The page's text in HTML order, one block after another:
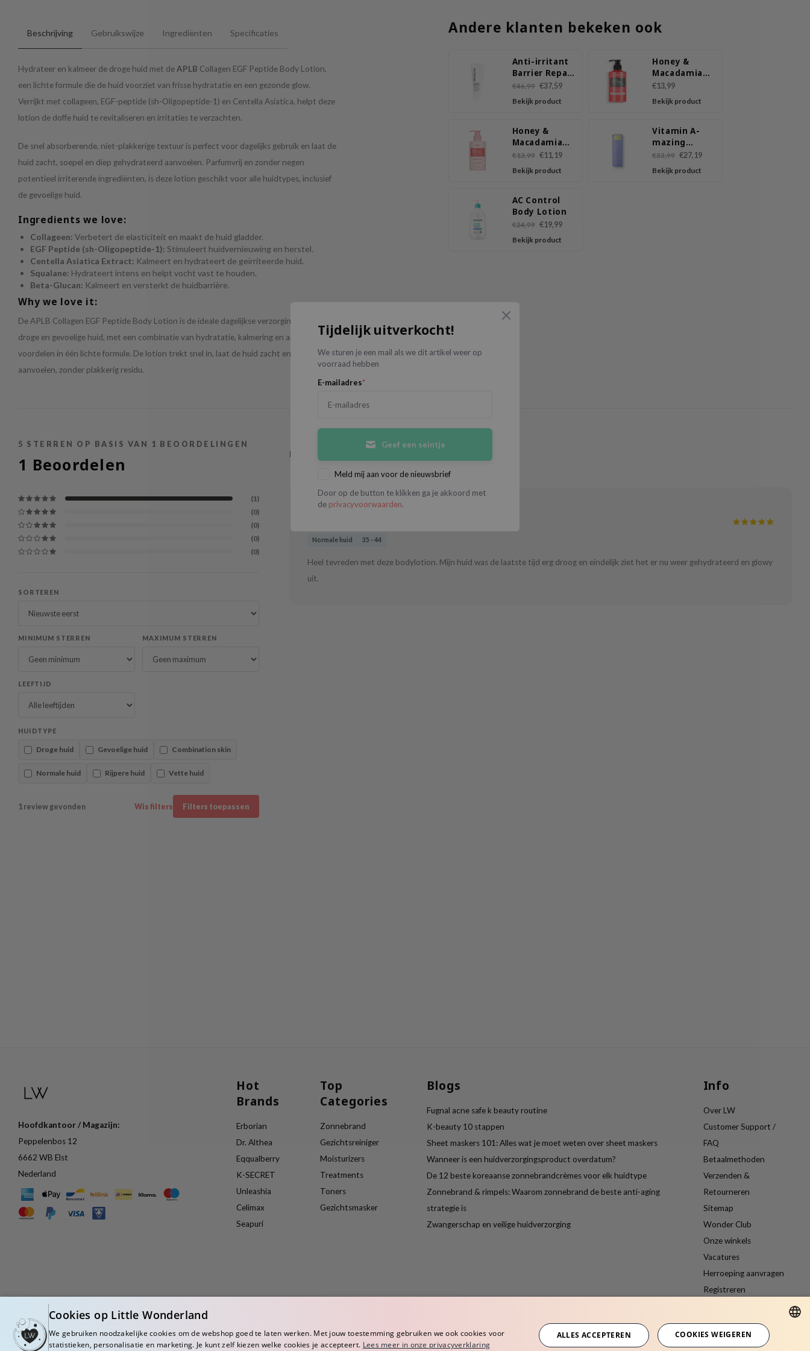
Tijdelijk uitverkocht!
We sturen je een mail als we dit artikel weer op
voorraad hebben
E-mailadres*
Geef een seintje
Meld mij aan voor de nieuwsbrief
Door op de button te klikken ga je akkoord met
de privacyvoorwaarden.
Beschrijving Gebruikswijze Ingrediënten Specificaties
Hydrateer en kalmeer de droge huid met deAPLB Collagen EGF Peptide Body Lotion,
een lichte formule die de huid voorziet van frisse hydratatie en een gezonde glow.
Verrijkt met collageen, EGF-peptide (sh-Oligopeptide-1) en Centella Asiatica, helpt deze
lotion de doffe huid te revitaliseren en irritaties te verzachten.
De snel absorberende, niet-plakkerige textuur is perfect voor dagelijks gebruik en laat de
huid zacht, soepel en diep gehydrateerd aanvoelen. Parfumvrij en zonder negen
potentieel irriterende ingrediënten, is deze lotion geschikt voor alle huidtypes, inclusief
de gevoelige huid.
Ingredients we love:
Collageen: Verbetert de elasticiteit en maakt de huid gladder.
EGF Peptide (sh-Oligopeptide-1): Stimuleert huidvernieuwing en herstel.
Centella Asiatica Extract: Kalmeert en hydrateert de geïrriteerde huid.
Squalane: Hydrateert intens en helpt vocht vast te houden.
Beta-Glucan: Kalmeert en versterkt de huidbarrière.
Why we love it:
De APLB Collagen EGF Peptide Body Lotion is de ideale dagelijkse verzorging voor een
droge en gevoelige huid, met een combinatie van hydratatie, kalmering en anti-aging
voordelen in één lichte formule. De lotion trekt snel in, laat de huid zacht en fris
aanvoelen, zonder plakkerig residu.
Andere klanten bekeken ook
Anti-irritant
Barrier Repair
Ultra Lotion
€46,99
€37,59
Bekijk product
Honey &
Macadamia
Body Lotion
Amber Vanilla
€13,99
Bekijk product
Honey &
Macadamia
Body Lotion
Acacia
Moringa
€13,99
€11,19
Bekijk product
Vitamin A-
mazing
Bakuchiol
Body Lotion
€33,99 €27,19
Bekijk product
AC Control
Body Lotion
€24,99
€19,99
Bekijk product
5 STERREN OP BASIS VAN 1 BEOORDELINGEN
1 Beoordelen
(1)
(0)
(0)
(0)
(0)
SORTEREN
MINIMUM STERREN MAXIMUM STERREN
LEEFTIJD
HUIDTYPE
Droge huid Gevoelige huid Combination skin
Normale huid Rijpere huid Vette huid
1 review gevonden Wis filters Filters toepassen
Heb je dit product gebruikt?
24 OCT 2025
Normale huid 35 - 44
Heel tevreden met deze bodylotion. Mijn huid was de laatste tijd erg droog en eindelijk ziet het er nu weer gehydrateerd en glowy
uit.
Hoofdkantoor / Magazijn:
Peppelenbos 12
6662 WB Elst
Nederland
Hot
Brands
Erborian
Dr. Althea
Eqqualberry
K-SECRET
Unleashia
Celimax
Seapuri
Top
Categories
Zonnebrand
Gezichtsreiniger
Moisturizers
Treatments
Toners
Gezichtsmasker
Blogs
Fugnal acne safe k beauty routine
K-beauty 10 stappen
Sheet maskers 101: Alles wat je moet weten over sheet maskers
Wanneer is een huidverzorgingsproduct overdatum?
De 12 beste koreaanse zonnebrandcrèmes voor elk huidtype
Zonnebrand & rimpels: Waarom zonnebrand de beste anti-aging
strategie is
Zwangerschap en veilige huidverzorging
Info
Over LW
Customer Support /
FAQ
Betaalmethoden
Verzenden &
Retourneren
Sitemap
Wonder Club
Onze winkels
Vacatures
Herroeping aanvragen
Registreren
DUTCH
Cookies op Little Wonderland
We gebruiken noodzakelijke cookies om de webshop goed te laten werken. Met jouw toestemming gebruiken we ook cookies voor
statistieken, personalisatie en marketing. Je kunt zelf kiezen welke cookies je accepteert. Lees meer in onze privacyverklaring
ALLES ACCEPTEREN COOKIES WEIGEREN